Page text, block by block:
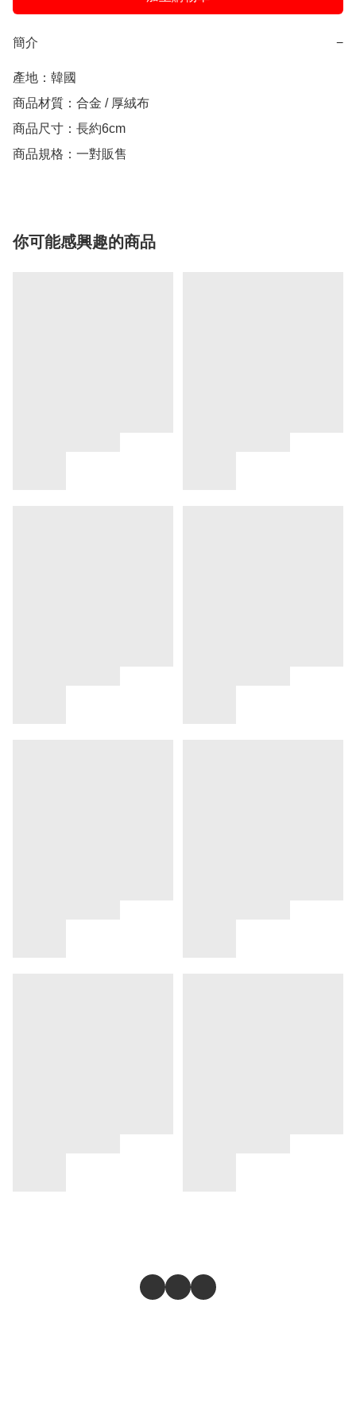
簡介 −
產地：韓國
商品材質：合金 / 厚絨布
商品尺寸：長約6cm
商品規格：一對販售
你可能感興趣的商品